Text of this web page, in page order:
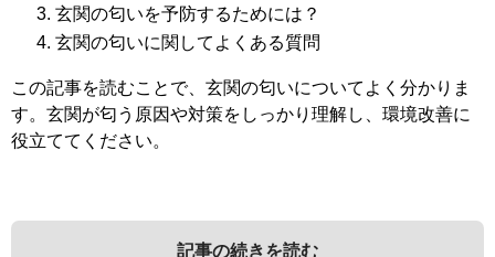
玄関の匂いを予防するためには？
玄関の匂いに関してよくある質問
この記事を読むことで、玄関の匂いについてよく分かりま
す。玄関が匂う原因や対策をしっかり理解し、環境改善に
役立ててください。
記事の続きを読む